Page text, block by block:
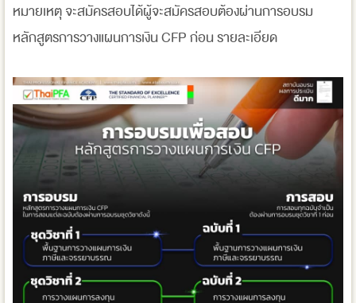
หมายเหตุ จะสมัครสอบได้ผู้จะสมัครสอบต้องผ่านการอบรม
หลักสูตรการวางแผนการเงิน CFP ก่อน รายละเอียด